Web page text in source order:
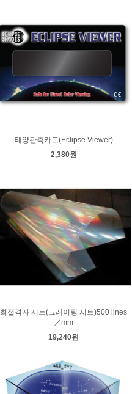
태양관측카드(Eclipse Viewer)
2,380원
회절격자 시트(그레이팅 시트)500 lines
／mm
19,240원